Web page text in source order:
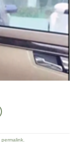
permalink.